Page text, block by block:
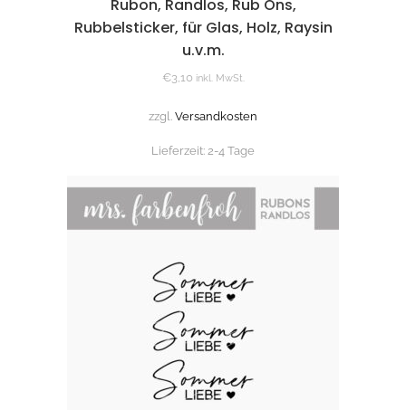
Rubon, Randlos, Rub Ons,
Rubbelsticker, für Glas, Holz, Raysin
u.v.m.
€3,10 inkl. MwSt.
zzgl. Versandkosten
Lieferzeit: 2-4 Tage